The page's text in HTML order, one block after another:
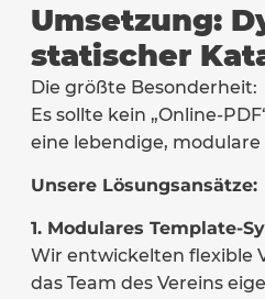
Umsetzung:
statischer
Die größte Besonderheit:
Es sollte kein „Online-
eine lebendige,
Unsere Lösungsansätze:
1. Modulares Template-
Wir entwickelten flexible
das Team des Vereins